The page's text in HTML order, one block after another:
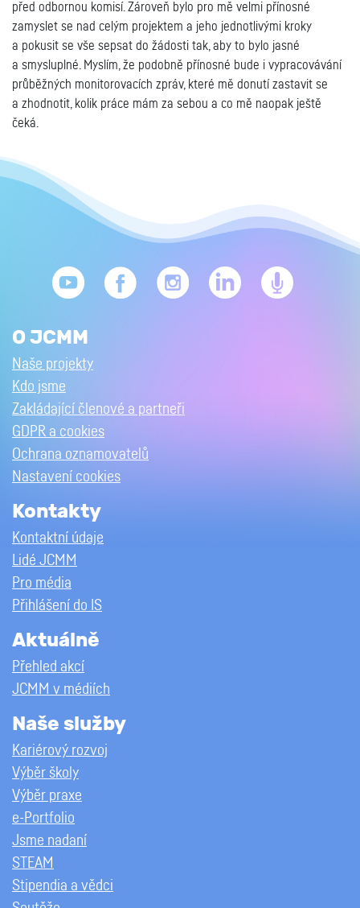
před odbornou komisí. Zároveň bylo pro mě velmi přínosné
zamyslet se nad celým projektem a jeho jednotlivými kroky
a pokusit se vše sepsat do žádosti tak, aby to bylo jasné
a smysluplné. Myslím, že podobně přínosné bude i vypracovávání
průběžných monitorovacích zpráv, které mě donutí zastavit se
a zhodnotit, kolik práce mám za sebou a co mě naopak ještě
čeká.
O JCMM
Naše projekty
Kdo jsme
Zakládající členové a partneři
GDPR a cookies
Ochrana oznamovatelů
Nastavení cookies
Kontakty
Kontaktní údaje
Lidé JCMM
Pro média
Přihlášení do IS
Aktuálně
Přehled akcí
JCMM v médiích
Naše služby
Kariérový rozvoj
Výběr školy
Výběr praxe
e-Portfolio
Jsme nadaní
STEAM
Stipendia a vědci